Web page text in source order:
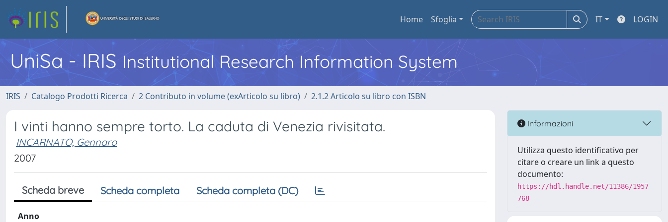
Home Sfoglia IT LOGIN
UniSa - IRIS Institutional Research Information System
IRIS Catalogo Prodotti Ricerca 2 Contributo in volume (exArticolo su libro) 2.1.2 Articolo su libro con ISBN
I vinti hanno sempre torto. La caduta di Venezia rivisitata.
INCARNATO, Gennaro
2007
Scheda breve Scheda completa Scheda completa (DC)
Anno
Informazioni
Utilizza questo identificativo per
citare o creare un link a questo
documento:
https://hdl.handle.net/11386/1957
768